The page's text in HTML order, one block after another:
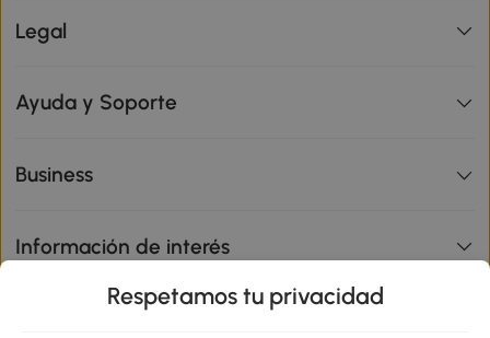
Legal
Ayuda y Soporte
Business
Información de interés
Respetamos tu privacidad